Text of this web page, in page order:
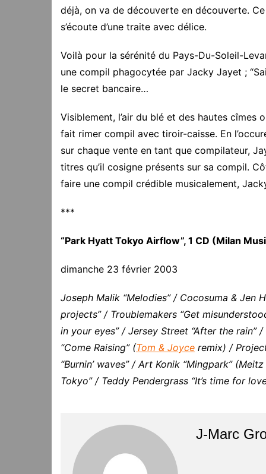
déjà, on va de découverte en découverte.
s’écoute d’une traite avec délice.
Voilà pour la sérénité du Pays-Du-Soleil-
une compil phagocytée par Jacky Jayet ;
le secret bancaire…
Visiblement, l’air du blé et des hautes cîmes
fait rimer compil avec tiroir-caisse. En
sur chaque vente en tant que compilateur,
titres qu’il cosigne présents sur sa compil.
faire une compil crédible musicalement,
***
“Park Hyatt Tokyo Airflow”, 1 CD (Milan
dimanche 23 février 2003
Joseph Malik “Melodies” / Cocosuma & Jen
projects” / Troublemakers “Get
in your eyes” / Jersey Street “After the rain”
“Come Raising” (Tom & Joyce remix) /
“Burnin’ waves” / Art Konik “Mingpark”
Tokyo” / Teddy Pendergrass “It’s time for
J-Marc